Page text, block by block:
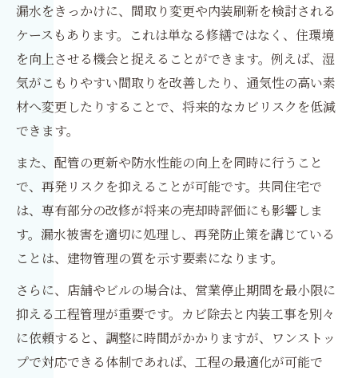
漏水をきっかけに、間取り変更や内装刷新を検討される
ケースもあります。これは単なる修繕ではなく、住環境
を向上させる機会と捉えることができます。例えば、湿
気がこもりやすい間取りを改善したり、通気性の高い素
材へ変更したりすることで、将来的なカビリスクを低減
できます。
また、配管の更新や防水性能の向上を同時に行うこと
で、再発リスクを抑えることが可能です。共同住宅で
は、専有部分の改修が将来の売却時評価にも影響しま
す。漏水被害を適切に処理し、再発防止策を講じている
ことは、建物管理の質を示す要素になります。
さらに、店舗やビルの場合は、営業停止期間を最小限に
抑える工程管理が重要です。カビ除去と内装工事を別々
に依頼すると、調整に時間がかかりますが、ワンストッ
プで対応できる体制であれば、工程の最適化が可能で